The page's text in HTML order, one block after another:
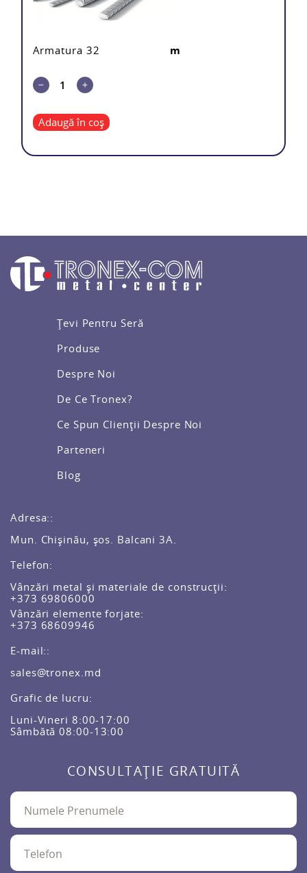
Armatura 32 m
Adaugă în coș
Țevi Pentru Seră
Produse
Despre Noi
De Ce Tronex?
Ce Spun Clienții Despre Noi
Parteneri
Blog
Adresa::
Mun. Chișinău, șos. Balcani 3A.
Telefon:
Vânzări metal și materiale de construcții:
+373 69806000
Vânzări elemente forjate:
+373 68609946
E-mail::
sales@tronex.md
Grafic de lucru:
Luni-Vineri 8:00-17:00
Sâmbătă 08:00-13:00
CONSULTAȚIE GRATUITĂ